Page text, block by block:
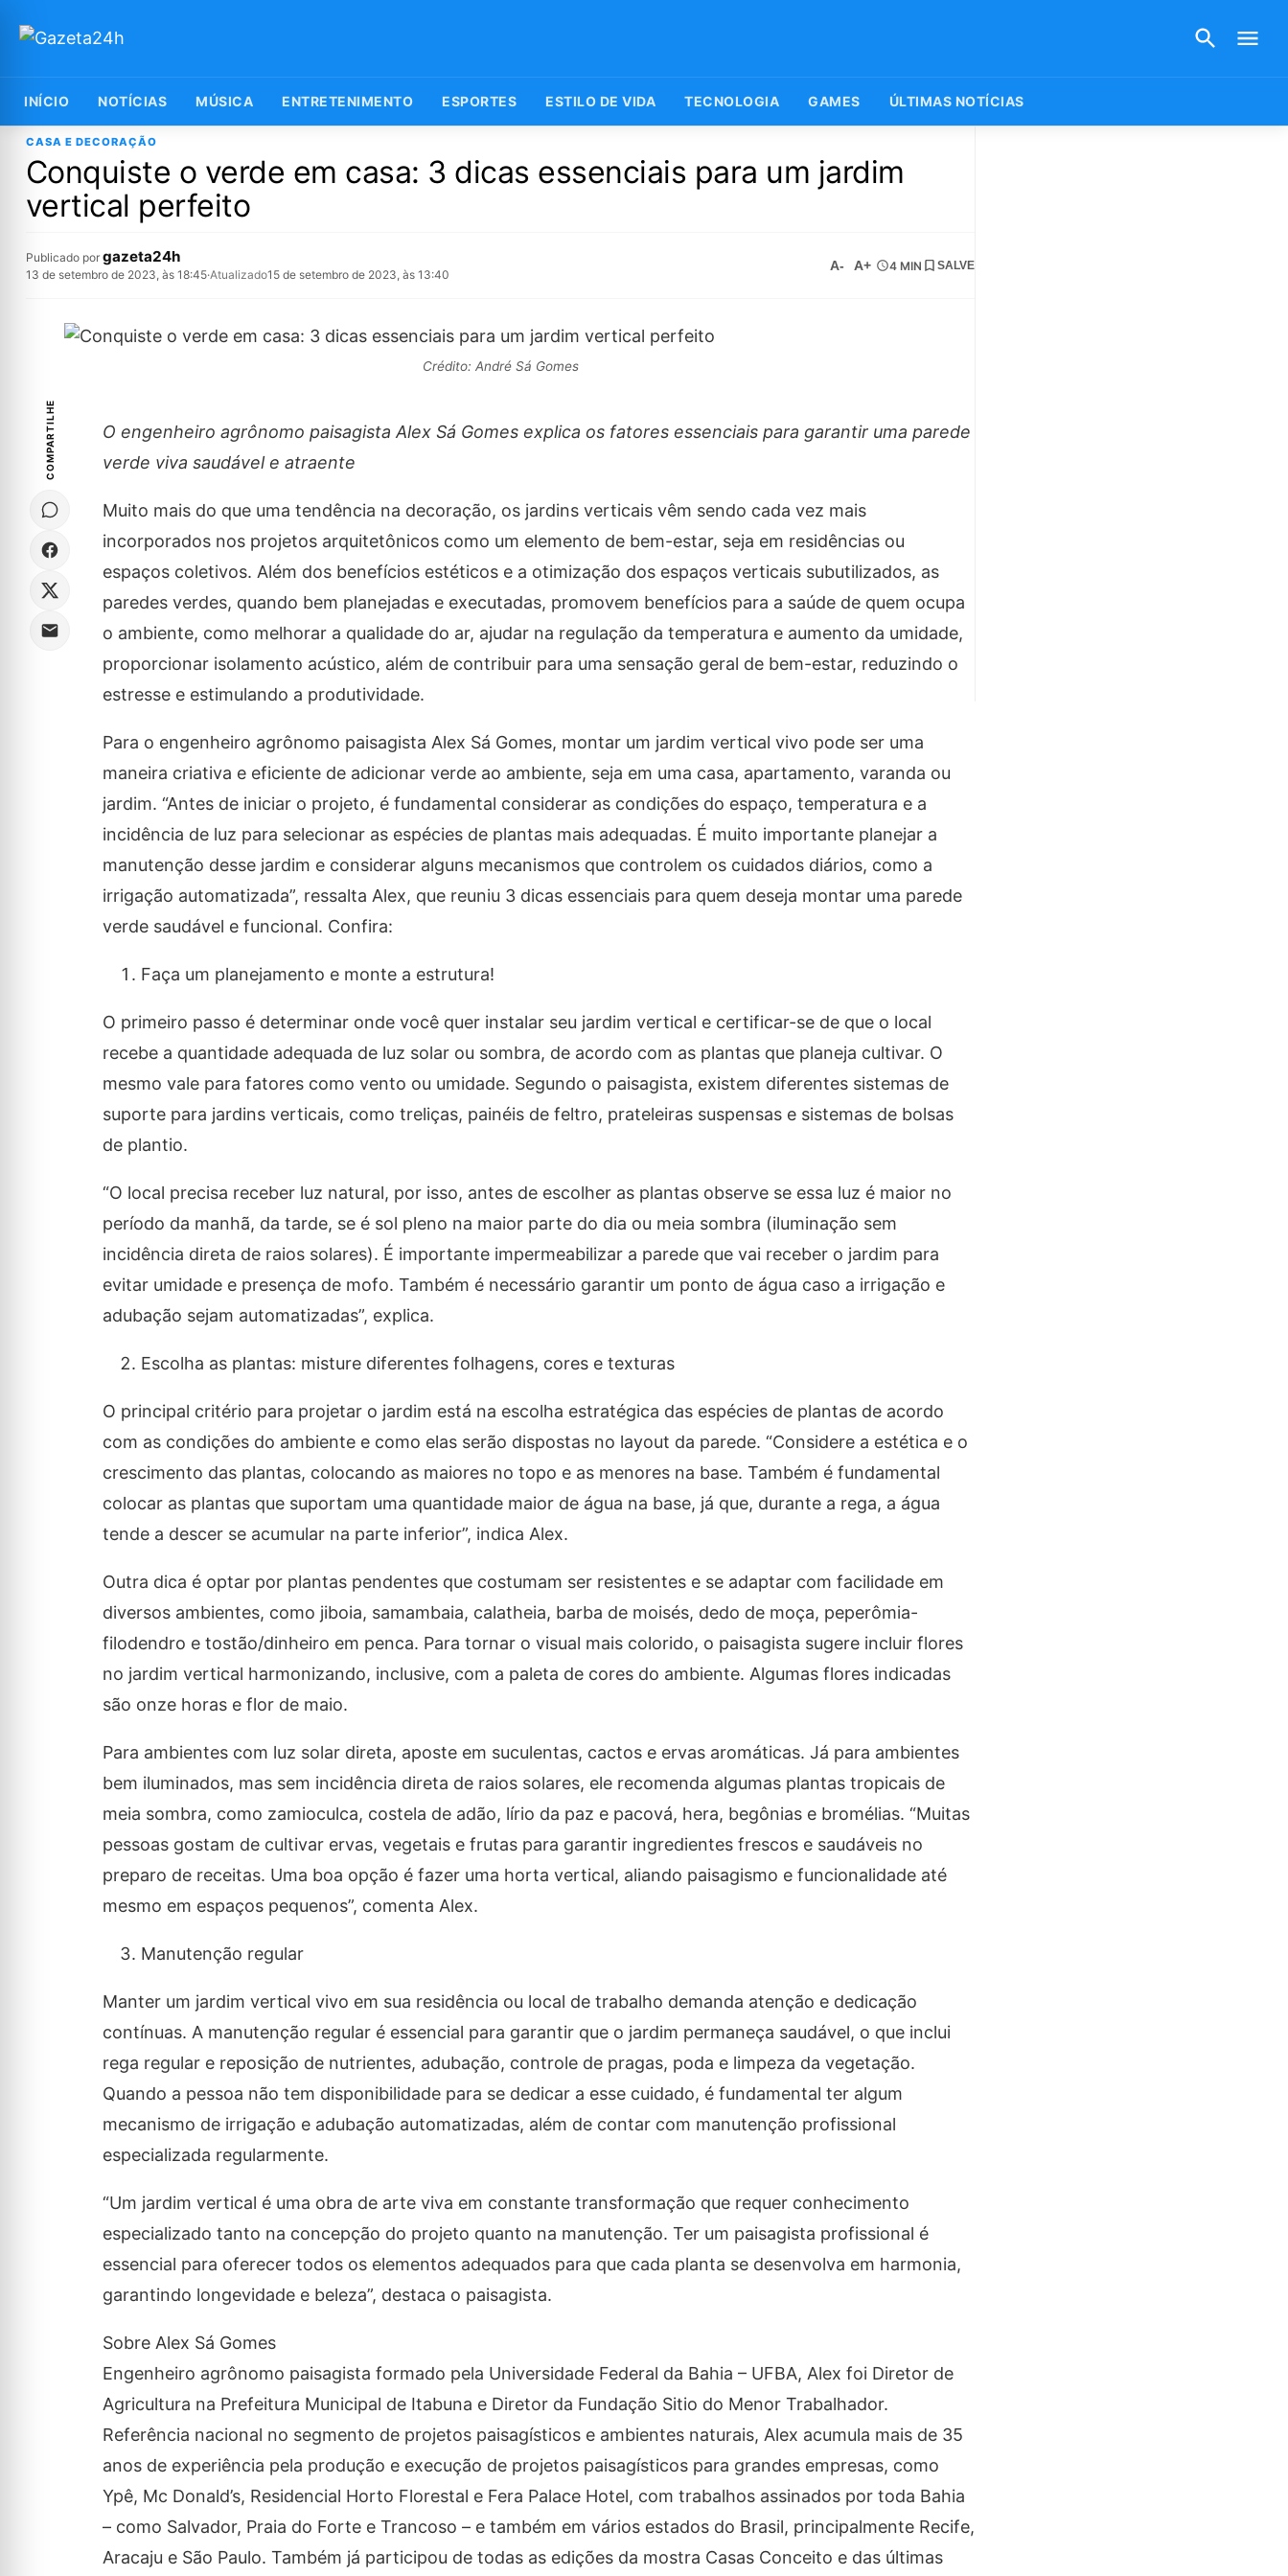
INÍCIO NOTÍCIAS MÚSICA ENTRETENIMENTO ESPORTES ESTILO DE VIDA TECNOLOGIA GAMES ÚLTIMAS NOTÍCIAS
CASA E DECORAÇÃO
Conquiste o verde em casa: 3 dicas essenciais para um jardim
vertical perfeito
Publicado por gazeta24h
13 de setembro de 2023, às 18:45·Atualizado15 de setembro de 2023, às 13:40
A- A+ 4 MIN SALVE
Crédito: André Sá Gomes
COMPARTILHE
O engenheiro agrônomo paisagista Alex Sá Gomes explica os fatores essenciais para garantir uma parede
verde viva saudável e atraente
Muito mais do que uma tendência na decoração, os jardins verticais vêm sendo cada vez mais
incorporados nos projetos arquitetônicos como um elemento de bem-estar, seja em residências ou
espaços coletivos. Além dos benefícios estéticos e a otimização dos espaços verticais subutilizados, as
paredes verdes, quando bem planejadas e executadas, promovem benefícios para a saúde de quem ocupa
o ambiente, como melhorar a qualidade do ar, ajudar na regulação da temperatura e aumento da umidade,
proporcionar isolamento acústico, além de contribuir para uma sensação geral de bem-estar, reduzindo o
estresse e estimulando a produtividade.
Para o engenheiro agrônomo paisagista Alex Sá Gomes, montar um jardim vertical vivo pode ser uma
maneira criativa e eficiente de adicionar verde ao ambiente, seja em uma casa, apartamento, varanda ou
jardim. “Antes de iniciar o projeto, é fundamental considerar as condições do espaço, temperatura e a
incidência de luz para selecionar as espécies de plantas mais adequadas. É muito importante planejar a
manutenção desse jardim e considerar alguns mecanismos que controlem os cuidados diários, como a
irrigação automatizada”, ressalta Alex, que reuniu 3 dicas essenciais para quem deseja montar uma parede
verde saudável e funcional. Confira:
Faça um planejamento e monte a estrutura!
O primeiro passo é determinar onde você quer instalar seu jardim vertical e certificar-se de que o local
recebe a quantidade adequada de luz solar ou sombra, de acordo com as plantas que planeja cultivar. O
mesmo vale para fatores como vento ou umidade. Segundo o paisagista, existem diferentes sistemas de
suporte para jardins verticais, como treliças, painéis de feltro, prateleiras suspensas e sistemas de bolsas
de plantio.
“O local precisa receber luz natural, por isso, antes de escolher as plantas observe se essa luz é maior no
período da manhã, da tarde, se é sol pleno na maior parte do dia ou meia sombra (iluminação sem
incidência direta de raios solares). É importante impermeabilizar a parede que vai receber o jardim para
evitar umidade e presença de mofo. Também é necessário garantir um ponto de água caso a irrigação e
adubação sejam automatizadas”, explica.
Escolha as plantas: misture diferentes folhagens, cores e texturas
O principal critério para projetar o jardim está na escolha estratégica das espécies de plantas de acordo
com as condições do ambiente e como elas serão dispostas no layout da parede. “Considere a estética e o
crescimento das plantas, colocando as maiores no topo e as menores na base. Também é fundamental
colocar as plantas que suportam uma quantidade maior de água na base, já que, durante a rega, a água
tende a descer se acumular na parte inferior”, indica Alex.
Outra dica é optar por plantas pendentes que costumam ser resistentes e se adaptar com facilidade em
diversos ambientes, como jiboia, samambaia, calatheia, barba de moisés, dedo de moça, peperômia-
filodendro e tostão/dinheiro em penca. Para tornar o visual mais colorido, o paisagista sugere incluir flores
no jardim vertical harmonizando, inclusive, com a paleta de cores do ambiente. Algumas flores indicadas
são onze horas e flor de maio.
Para ambientes com luz solar direta, aposte em suculentas, cactos e ervas aromáticas. Já para ambientes
bem iluminados, mas sem incidência direta de raios solares, ele recomenda algumas plantas tropicais de
meia sombra, como zamioculca, costela de adão, lírio da paz e pacová, hera, begônias e bromélias. “Muitas
pessoas gostam de cultivar ervas, vegetais e frutas para garantir ingredientes frescos e saudáveis no
preparo de receitas. Uma boa opção é fazer uma horta vertical, aliando paisagismo e funcionalidade até
mesmo em espaços pequenos”, comenta Alex.
Manutenção regular
Manter um jardim vertical vivo em sua residência ou local de trabalho demanda atenção e dedicação
contínuas. A manutenção regular é essencial para garantir que o jardim permaneça saudável, o que inclui
rega regular e reposição de nutrientes, adubação, controle de pragas, poda e limpeza da vegetação.
Quando a pessoa não tem disponibilidade para se dedicar a esse cuidado, é fundamental ter algum
mecanismo de irrigação e adubação automatizadas, além de contar com manutenção profissional
especializada regularmente.
“Um jardim vertical é uma obra de arte viva em constante transformação que requer conhecimento
especializado tanto na concepção do projeto quanto na manutenção. Ter um paisagista profissional é
essencial para oferecer todos os elementos adequados para que cada planta se desenvolva em harmonia,
garantindo longevidade e beleza”, destaca o paisagista.
Sobre Alex Sá Gomes
Engenheiro agrônomo paisagista formado pela Universidade Federal da Bahia – UFBA, Alex foi Diretor de
Agricultura na Prefeitura Municipal de Itabuna e Diretor da Fundação Sitio do Menor Trabalhador.
Referência nacional no segmento de projetos paisagísticos e ambientes naturais, Alex acumula mais de 35
anos de experiência pela produção e execução de projetos paisagísticos para grandes empresas, como
Ypê, Mc Donald’s, Residencial Horto Florestal e Fera Palace Hotel, com trabalhos assinados por toda Bahia
– como Salvador, Praia do Forte e Trancoso – e também em vários estados do Brasil, principalmente Recife,
Aracaju e São Paulo. Também já participou de todas as edições da mostra Casas Conceito e das últimas